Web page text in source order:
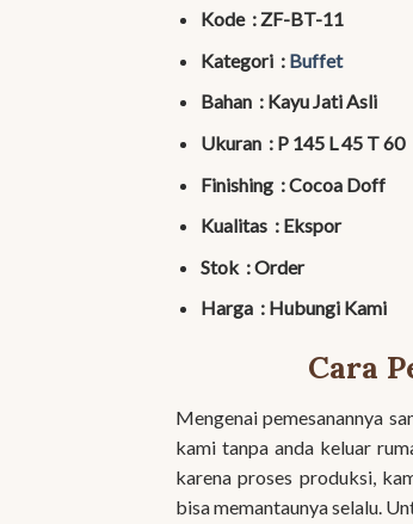
Kode : ZF-BT-11
Kategori : Buffet
Bahan : Kayu Jati Asli
Ukuran : P 145 L 45 T 60
Finishing : Cocoa Doff
Kualitas : Ekspor
Stok : Order
Harga : Hubungi Kami
Cara
Mengenai pemesanannya
kami tanpa anda keluar
karena proses produksi,
bisa memantaunya selalu.